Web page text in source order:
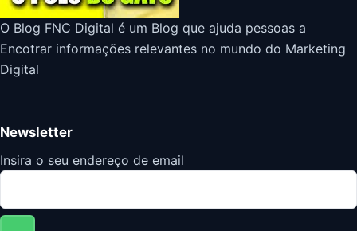
O Blog FNC Digital é um Blog que ajuda pessoas a
Encotrar informações relevantes no mundo do Marketing
Digital
Newsletter
Insira o seu endereço de email